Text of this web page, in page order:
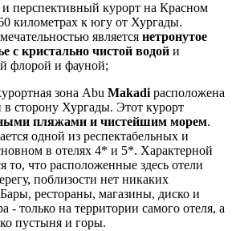
перспективный курорт на Красном
километрах к югу от Хургады.
является нетронутое
с кристально чистой водой и
флорой и фауной;
зона Abu Makadi расположена
в сторону Хургады. Этот курорт
пляжами и чистейшим морем.
одной из респектабельных и
в отелях 4* и 5*. Характерной
то, что расположенные здесь отели
поблизости нет никаких
рестораны, магазины, диско и
- только на территории самого отеля, а
пустыня и горы.